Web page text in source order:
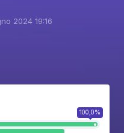
2024 19:16
100,0%